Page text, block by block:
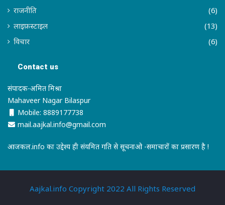
राजनीति
(6)
लाइफ़स्टाइल
(13)
विचार
(6)
Contact us
संपादक-अमित मिश्रा
Mahaveer Nagar Bilaspur
Mobile: 8889177738
mail.aajkal.info@gmail.com
आजकल.info का उद्देश्य ही संयमित गति से सूचनाओ -समाचारों का प्रसारण है !
Aajkal.info Copyright 2022 All Rights Reserved